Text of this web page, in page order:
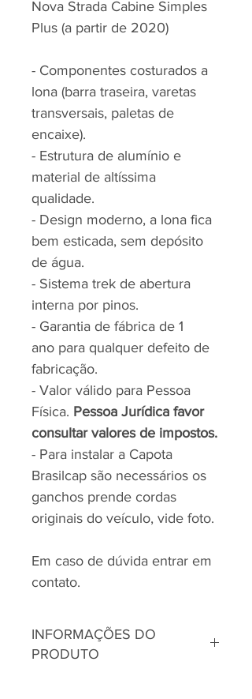
Nova Strada Cabine Simples
Plus (a partir de 2020)
- Componentes costurados a
lona (barra traseira, varetas
transversais, paletas de
encaixe).
- Estrutura de alumínio e
material de altíssima
qualidade.
- Design moderno, a lona fica
bem esticada, sem depósito
de água.
- Sistema trek de abertura
interna por pinos.
- Garantia de fábrica de 1
ano para qualquer defeito de
fabricação.
- Valor válido para Pessoa
Física. Pessoa Jurídica favor
consultar valores de impostos.
- Para instalar a Capota
Brasilcap são necessários os
ganchos prende cordas
originais do veículo, vide foto.
Em caso de dúvida entrar em
contato.
INFORMAÇÕES DO
PRODUTO